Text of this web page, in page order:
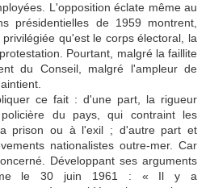
L'opposition éclate même au
présidentielles de 1959 montrent,
qu'est le corps électoral, la
Pourtant, malgré la faillite
du Conseil, malgré l'ampleur de
ce fait : d'une part, la rigueur
du pays, qui contraint les
prison ou à l'exil ; d'autre part et
nationalistes outre-mer. Car
Développant ses arguments
le 30 juin 1961 : « Il y a